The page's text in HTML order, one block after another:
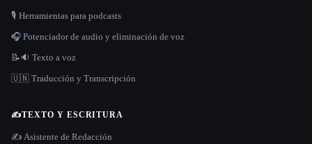
🎙️ Herramientas para podcasts
🎧 Potenciador de audio y eliminación de voz
📝🔉 Texto a voz
🇺🇳 Traducción y Transcripción
✍️TEXTO Y ESCRITURA
✍️ Asistente de Redacción